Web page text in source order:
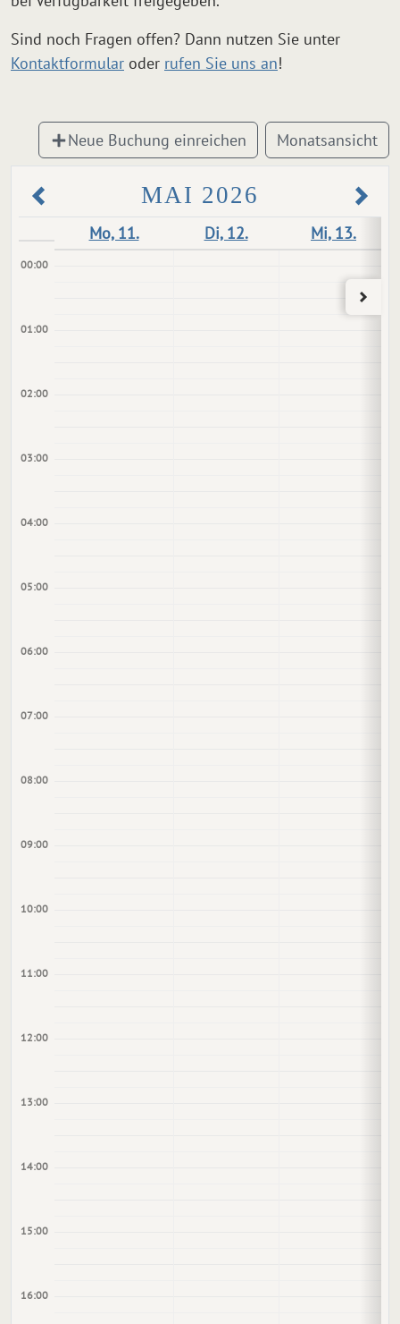
Sind noch Fragen offen? Dann nutzen Sie unter
Kontaktformular oder rufen Sie uns an!
Neue Buchung einreichen Monatsansicht
MAI 2026
Mo, 11. Di, 12. Mi, 13.
00:00
01:00
02:00
03:00
04:00
05:00
06:00
07:00
08:00
09:00
10:00
11:00
12:00
13:00
14:00
15:00
16:00